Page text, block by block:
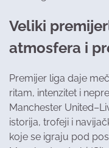
Veliki
atmosfera i
Premijer liga daje
ritam, intenzitet i
Manchester
istorija, trofeji i
koje se igraju pod